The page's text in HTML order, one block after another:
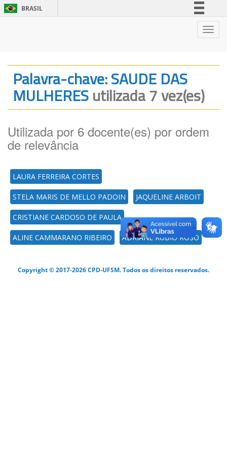
BRASIL
Legislação
Canais
Palavra-chave: SAUDE DAS
MULHERESutilizada 7 vez(es)
Utilizada por 6 docente(es) por ordem
de relevância
LAURA FERREIRA CORTES
STELA MARIS DE MELLO PADOIN JAQUELINE ARBOIT
CRISTIANE CARDOSO DE PAULA
ALINE CAMMARANO RIBEIRO ADRIANE RUBIO ROSO
Copyright © 2017-2026 CPD-UFSM. Todos os direitos reservados.